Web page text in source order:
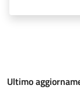
Ultimo